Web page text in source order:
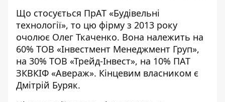
Що стосується ПрАТ «Будівельні
технології», то цю фірму з 2013 року
очолює Олег Ткаченко. Вона належить на
60% ТОВ «Інвестмент Менеджмент Груп»,
на 30% ТОВ «Трейд-Інвест», на 10% ПАТ
ЗКВКІФ «Авераж». Кінцевим власником є
Дмітрій Буряк.